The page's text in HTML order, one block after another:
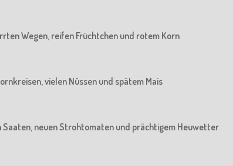
Wegen, reifen Früchtchen und rotem Korn
vielen Nüssen und spätem Mais
Saaten, neuen Strohtomaten und prächtigem Heuwetter